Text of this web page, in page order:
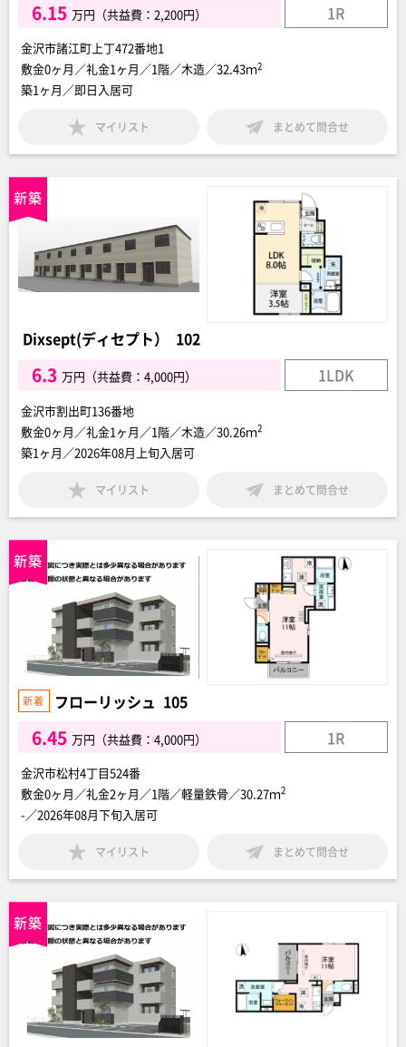
6.15 万円（共益費：2,200円） 1R
金沢市諸江町上丁472番地1
敷金0ヶ月／礼金1ヶ月／1階／木造／32.43ｍ2
築1ヶ月／即日入居可
マイリスト まとめて問合せ
Dixsept(ディセプト） 102
6.3 万円（共益費：4,000円） 1LDK
金沢市割出町136番地
敷金0ヶ月／礼金1ヶ月／1階／木造／30.26ｍ2
築1ヶ月／2026年08月上旬入居可
マイリスト まとめて問合せ
フローリッシュ 105
6.45 万円（共益費：4,000円） 1R
金沢市松村4丁目524番
敷金0ヶ月／礼金2ヶ月／1階／軽量鉄骨／30.27ｍ2
-／2026年08月下旬入居可
マイリスト まとめて問合せ